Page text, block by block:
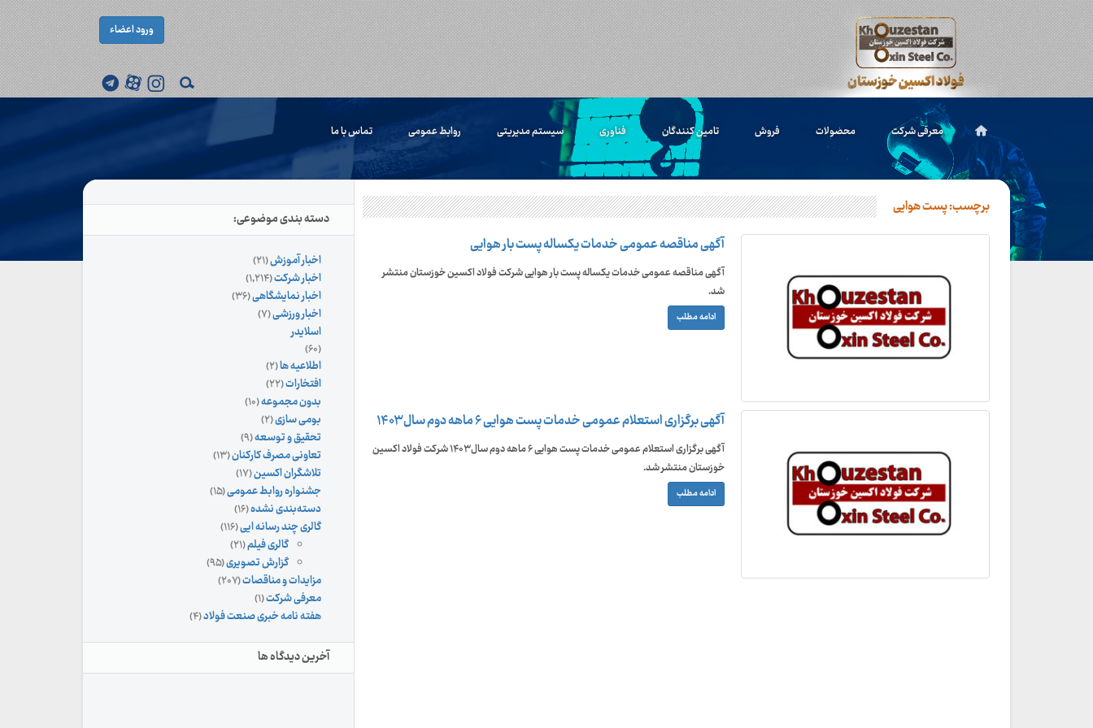
ورود اعضاء
معرفی شرکت محصولات فروش تامین کنندگان فناوری سیستم مدیریتی روابط عمومی تماس با ما
برچسب:پست هوایی
آگهی مناقصه عمومی خدمات یکساله پست بار هوایی
آگهی مناقصه عمومی خدمات یکساله پست بار هوایی شرکت فولاد اکسین خوزستان منتشر
شد.
ادامه مطلب
آگهی برگزاری استعلام عمومی خدمات پست هوایی ۶ ماهه دوم سال ۱۴۰۳
آگهی برگزاری استعلام عمومی خدمات پست هوایی ۶ ماهه دوم سال ۱۴۰۳ شرکت فولاد اکسین
خوزستان منتشر شد.
ادامه مطلب
دسته بندی موضوعی:
اخبار آموزش(۲۱)
اخبار شرکت(۱,۲۱۴)
اخبار نمایشگاهی(۳۶)
اخبار ورزشی(۷)
اسلایدر
(۶۰)
اطلاعیه ها(۲)
افتخارات(۲۲)
بدون مجموعه(۱۰)
بومی سازی(۲)
تحقیق و توسعه(۹)
تعاونی مصرف کارکنان(۱۳)
تلاشگران اکسین(۱۷)
جشنواره روابط عمومی(۱۵)
دسته‌بندی نشده(۱۶)
گالری چند رسانه ایی(۱۱۶)
گالری فیلم(۲۱)
گزارش تصویری(۹۵)
مزایدات و مناقصات(۲۰۷)
معرفی شرکت(۱)
هفته نامه خبری صنعت فولاد(۴)
آخرین دیدگاه ها